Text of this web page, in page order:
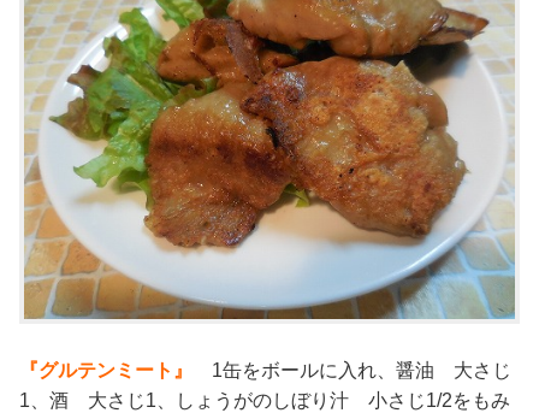
『グルテンミート』
1缶をボールに入れ、醤油 大さじ
1、酒 大さじ1、しょうがのしぼり汁 小さじ1/2をもみ